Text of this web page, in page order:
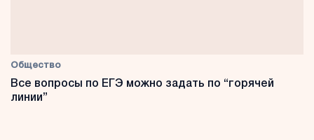
Общество
Все вопросы по ЕГЭ можно задать по “горячей
линии”